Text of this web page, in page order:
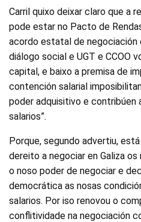
Carril quixo deixar claro que a
pode estar no Pacto de
acordo estatal de negociación
diálogo social e UGT e CCOO
capital, e baixo a premisa de
contención salarial
poder adquisitivo e contribúen
salarios”.
Porque, segundo advertiu,
dereito a negociar en Galiza
o noso poder de negociar e
democrática as nosas
salarios. Por iso renovou o
conflitividade na negociación